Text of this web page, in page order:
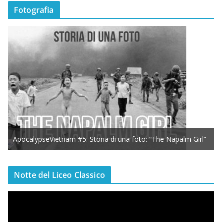
Fotografia
ApocalypseVietnam #5: Storia di una foto: “The Napalm Girl”
Notte del Liceo Classico